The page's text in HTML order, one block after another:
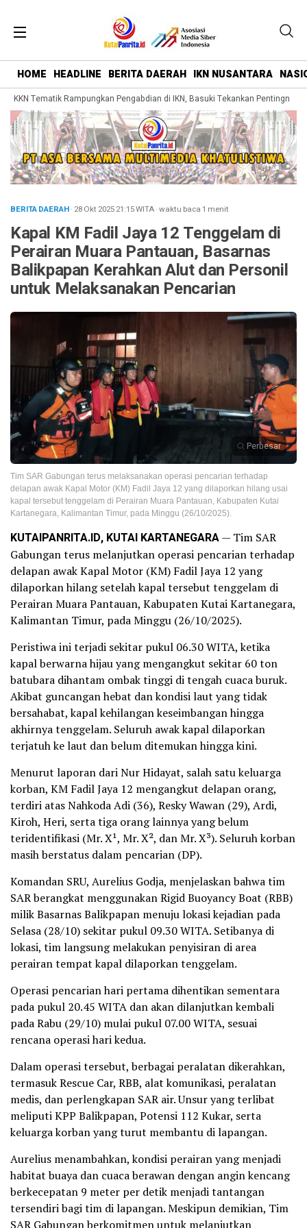
HOME HEADLINE BERITA DAERAH IKN NUSANTARA
KKN Tematik Rampungkan Pengabdian di IKN, Basuki Tekankan Pentingnya
BERITA DAERAH· 28 Okt 202521:15WITA·waktu baca 1 menit
Kapal KM Fadil Jaya 12 Tenggelam di
Perairan Muara Pantauan, Basarnas
Balikpapan Kerahkan Alut dan Personil
untuk Melaksanakan Pencarian
Perbesar
Tim SAR Gabungan terus melaksanakan operasi pencarian terhadap
delapan awak Kapal Motor (KM) Fadil Jaya 12 yang dilaporkan hilang usai
kapal tersebut tenggelam di Perairan Muara Pantauan, Kabupaten Kutai
Kartanegara, Kalimantan Timur, pada Minggu (26/10/2025).
KUTAIPANRITA.ID, KUTAI KARTANEGARA— Tim SAR
Gabungan terus melanjutkan operasi pencarian terhadap
delapan awak Kapal Motor (KM) Fadil Jaya 12 yang
dilaporkan hilang setelah kapal tersebut tenggelam di
Perairan Muara Pantauan, Kabupaten Kutai Kartanegara,
Kalimantan Timur, pada Minggu (26/10/2025).
Peristiwa ini terjadi sekitar pukul 06.30 WITA, ketika
kapal berwarna hijau yang mengangkut sekitar 60 ton
batubara dihantam ombak tinggi di tengah cuaca buruk.
Akibat guncangan hebat dan kondisi laut yang tidak
bersahabat, kapal kehilangan keseimbangan hingga
akhirnya tenggelam. Seluruh awak kapal dilaporkan
terjatuh ke laut dan belum ditemukan hingga kini.
Menurut laporan dari Nur Hidayat, salah satu keluarga
korban, KM Fadil Jaya 12 mengangkut delapan orang,
terdiri atas Nahkoda Adi (36), Resky Wawan (29), Ardi,
Kiroh, Heri, serta tiga orang lainnya yang belum
teridentifikasi (Mr. X¹, Mr. X², dan Mr. X³). Seluruh korban
masih berstatus dalam pencarian (DP).
Komandan SRU, Aurelius Godja, menjelaskan bahwa tim
SAR berangkat menggunakan Rigid Buoyancy Boat (RBB)
milik Basarnas Balikpapan menuju lokasi kejadian pada
Selasa (28/10) sekitar pukul 09.30 WITA. Setibanya di
lokasi, tim langsung melakukan penyisiran di area
perairan tempat kapal dilaporkan tenggelam.
Operasi pencarian hari pertama dihentikan sementara
pada pukul 20.45 WITA dan akan dilanjutkan kembali
pada Rabu (29/10) mulai pukul 07.00 WITA, sesuai
rencana operasi hari kedua.
Dalam operasi tersebut, berbagai peralatan dikerahkan,
termasuk Rescue Car, RBB, alat komunikasi, peralatan
medis, dan perlengkapan SAR air. Unsur yang terlibat
meliputi KPP Balikpapan, Potensi 112 Kukar, serta
keluarga korban yang turut membantu di lapangan.
Aurelius menambahkan, kondisi perairan yang menjadi
habitat buaya dan cuaca berawan dengan angin kencang
berkecepatan 9 meter per detik menjadi tantangan
tersendiri bagi tim di lapangan. Meskipun demikian, Tim
SAR Gabungan berkomitmen untuk melanjutkan